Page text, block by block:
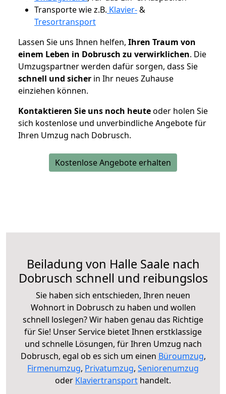
Transporte wie z.B. Klavier-&
Tresortransport
Lassen Sie uns Ihnen helfen, Ihren Traum von
einem Leben in Dobrusch zu verwirklichen. Die
Umzugspartner werden dafür sorgen, dass Sie
schnell und sicher in Ihr neues Zuhause
einziehen können.
Kontaktieren Sie uns noch heuteoder holen Sie
sich kostenlose und unverbindliche Angebote für
Ihren Umzug nach Dobrusch.
Kostenlose Angebote erhalten
Beiladung von Halle Saale nach
Dobrusch schnell und reibungslos
Sie haben sich entschieden, Ihren neuen
Wohnort in Dobrusch zu haben und wollen
schnell loslegen? Wir haben genau das Richtige
für Sie! Unser Service bietet Ihnen erstklassige
und schnelle Lösungen, für Ihren Umzug nach
Dobrusch, egal ob es sich um einen Büroumzug,
Firmenumzug, Privatumzug, Seniorenumzug
oder Klaviertransport handelt.